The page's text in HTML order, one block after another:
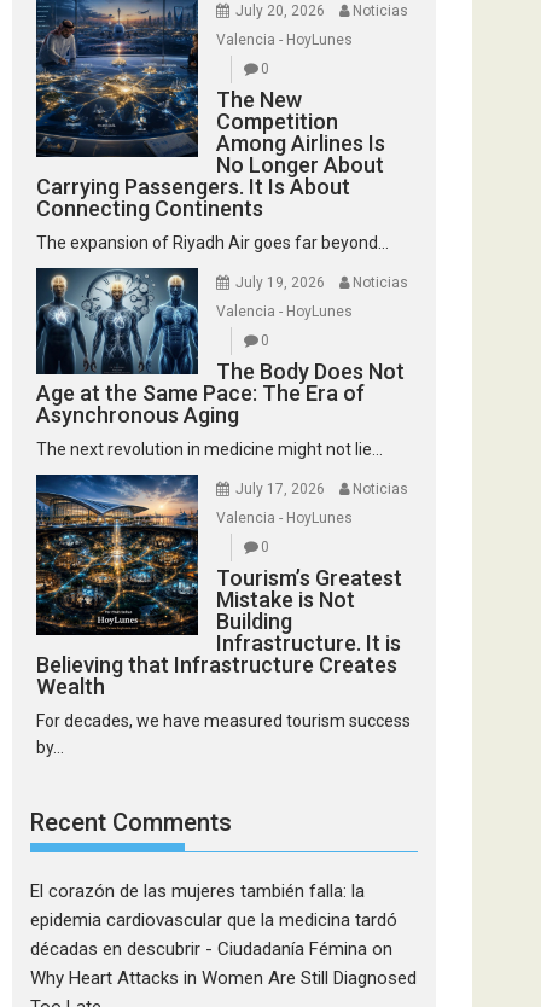
July 20, 2026
Noticias
Valencia - HoyLunes
0
The New
Competition
Among Airlines Is
No Longer About
Carrying Passengers. It Is About
Connecting Continents
The expansion of Riyadh Air goes far beyond...
July 19, 2026
Noticias
Valencia - HoyLunes
0
The Body Does Not
Age at the Same Pace: The Era of
Asynchronous Aging
The next revolution in medicine might not lie...
July 17, 2026
Noticias
Valencia - HoyLunes
0
Tourism’s Greatest
Mistake is Not
Building
Infrastructure. It is
Believing that Infrastructure Creates
Wealth
For decades, we have measured tourism success
by...
Recent Comments
El corazón de las mujeres también falla: la
epidemia cardiovascular que la medicina tardó
décadas en descubrir - Ciudadanía Fémina on
Why Heart Attacks in Women Are Still Diagnosed